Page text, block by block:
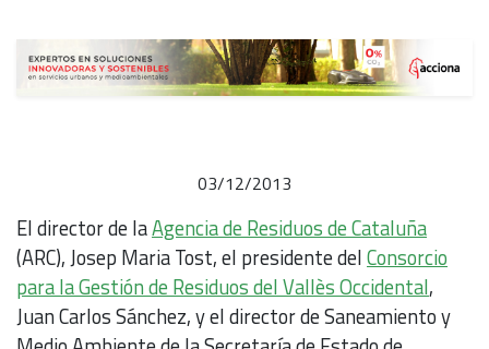
03/12/2013
El director de laAgencia de Residuos de Cataluña
(ARC), Josep Maria Tost, el presidente delConsorcio
para la Gestión de Residuos del Vallès Occidental,
Juan Carlos Sánchez, y el director de Saneamiento y